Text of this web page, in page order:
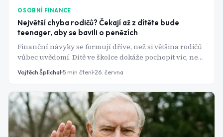
OSOBNÍ FINANCE
Největší chyba rodičů? Čekají až z dítěte bude
teenager, aby se bavili o penězích
Finanční návyky se formují dříve, než si většina rodičů
vůbec uvědomí. Dítě ve školce dokáže pochopit víc, než
čekáte - a každý promarněný rok se pak těžko dohání.
Vojtěch Šplíchal 5 min čtení 26. června